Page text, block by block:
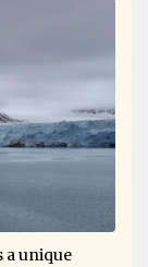
a unique